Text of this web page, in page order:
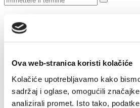
Ova web-stranica koristi kolačiće
Kolačiće upotrebljavamo kako
sadržaj i oglase, omogućili
analizirali promet. Isto tako,
Contatto
Vrboska 404
21 463 Vrboska